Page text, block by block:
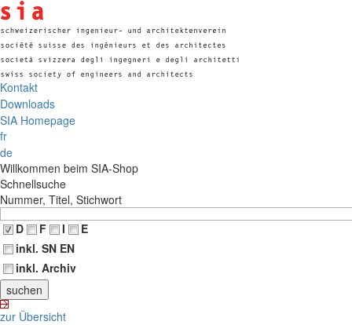
Kontakt
Downloads
SIA Homepage
fr
de
Willkommen beim SIA-Shop
Schnellsuche
Nummer, Titel, Stichwort
D
F I
E
inkl. SN EN
inkl. Archiv
zur Übersicht